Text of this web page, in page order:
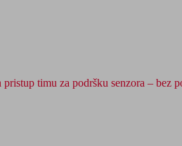
timu za podršku senzora – bez